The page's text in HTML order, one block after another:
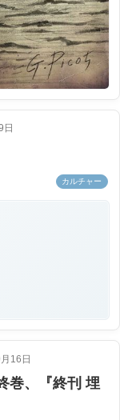
日
カルチャー
16日
巻、『終刊 埋